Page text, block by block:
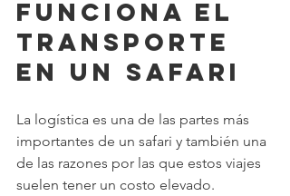
funciona el
transporte
en un safari
La logística es una de las partes más
importantes de un safari y también una
de las razones por las que estos viajes
suelen tener un costo elevado.